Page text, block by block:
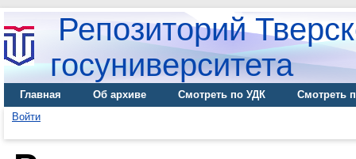
Репозиторий
госуниверситета
Главная Об архиве Смотреть по УДК
Смотреть
Войти